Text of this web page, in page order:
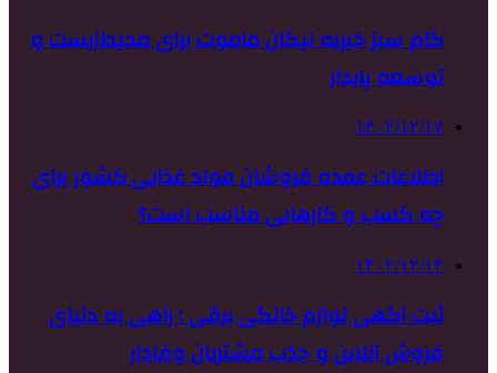
گام سبز خیریه نیکان ماموت برای محیط‌زیست و
توسعه پایدار
۱۴۰۲/۱۲/۱۷
اطلاعات عمده فروشان مواد غذایی کشور برای
چه کسب و کارهایی مناسب است؟
۱۴۰۲/۱۲/۱۴
ثبت آگهی لوازم خانگی برقی : راهی به دنیای
فروش آنلاین و جذب مشتریان وفادار